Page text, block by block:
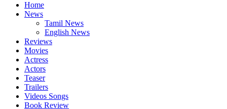
Home
News
Tamil News
English News
Reviews
Movies
Actress
Actors
Teaser
Trailers
Videos Songs
Book Review